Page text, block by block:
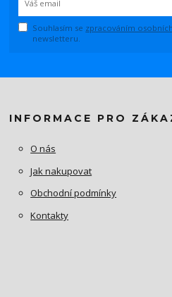
Souhlasím se zpracováním
newsletteru.
INFORMACE PRO
O nás
Jak nakupovat
Obchodní podmínky
Kontakty